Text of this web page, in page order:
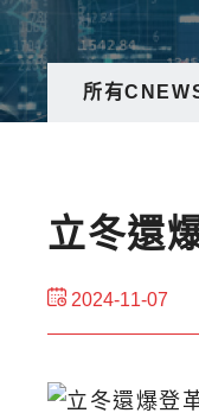
所有
立冬還
2024-11-07